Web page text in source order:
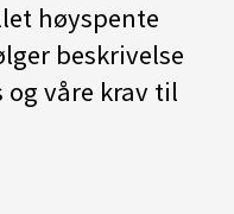
høyspente
beskrivelse
våre krav til